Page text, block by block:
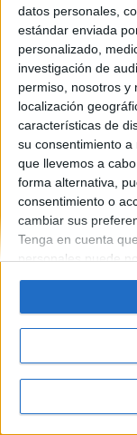
datos personales,
estándar enviada
personalizado,
investigación de
permiso, nosotros y
localización
características de
su consentimiento
que llevemos a
forma alternativa,
consentimiento o
cambiar sus
Tenga en cuenta
personales puede
tiene el derecho de
preferencias se
sus preferencias o
momento volviendo
"Privacidad" en la
Introduce la
Aviso legal|Politica
© 2003-2026Compás
Madrid